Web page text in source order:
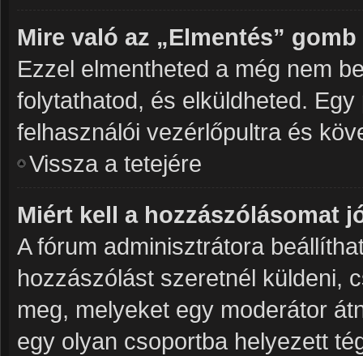
Mire való az „Elmentés”
Ezzel elmentheted a még nem
folytathatod, és elküldheted.
felhasználói vezérlőpultra és
Vissza a tetejére
Miért kell a hozzászólásomat
A fórum adminisztrátora
hozzászólást szeretnél küldeni,
meg, melyeket egy moderátor
egy olyan csoportba helyezett